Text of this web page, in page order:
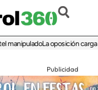
La oposición carga
Publicidad